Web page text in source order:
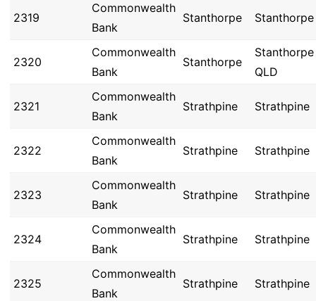
2319
Commonwealth
Bank
Stanthorpe Stanthorpe
2320
Commonwealth
Bank
Stanthorpe
Stanthorpe
QLD
2321
Commonwealth
Bank
Strathpine Strathpine
2322
Commonwealth
Bank
Strathpine Strathpine
2323
Commonwealth
Bank
Strathpine Strathpine
2324
Commonwealth
Bank
Strathpine Strathpine
2325
Commonwealth
Bank
Strathpine Strathpine